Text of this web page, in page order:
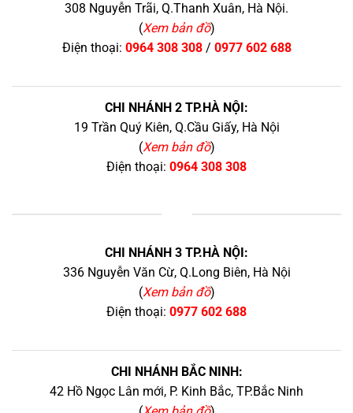
308 Nguyễn Trãi, Q.Thanh Xuân, Hà Nội.
(Xem bản đồ)
Điện thoại: 0964 308 308/ 0977 602 688
CHI NHÁNH 2 TP.HÀ NỘI:
19 Trần Quý Kiên, Q.Cầu Giấy, Hà Nội
(Xem bản đồ)
Điện thoại: 0964 308 308
CHI NHÁNH 3 TP.HÀ NỘI:
336 Nguyễn Văn Cừ, Q.Long Biên, Hà Nội
(Xem bản đồ)
Điện thoại: 0977 602 688
CHI NHÁNH BẮC NINH:
42 Hồ Ngọc Lân mới, P. Kinh Bắc, TP.Bắc Ninh